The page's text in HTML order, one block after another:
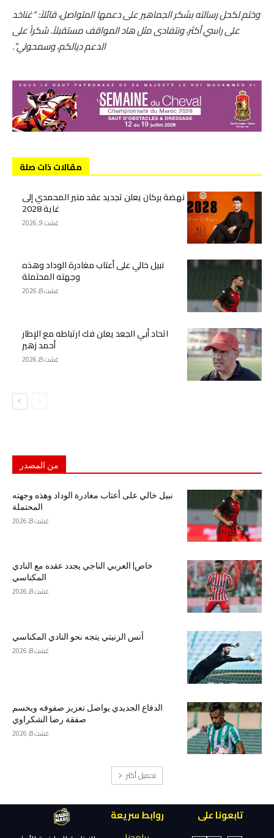
وختم لكحل رسالته بشكر الجماهير على دعمها المتواصل، قائلاً: “غناخد
على راسي أكثر، ونتفادى مثل هاد المواقف مستقبلاً. شكراً على
الدعم ديالكم، وسمحولي”.
مقالات ذات صلة
نهضة بركان يعلن تجديد عقد منير المحمدي إلى
غاية 2028
غشت 9, 2026
نبيل خالي على أعتاب مغادرة الوداد وهذه
وجهته المحتملة
غشت 8, 2026
اتحاد أبي الجعد يعلن فك ارتباطه مع الإطار
أحمد زهير
غشت 8, 2026
من المصدر
نبيل خالي على أعتاب مغادرة الوداد وهذه وجهته
المحتملة
غشت 8, 2026
خاص| العربي الناجي يجدد عقده مع النادي
المكناسي
غشت 8, 2026
أنس الزنيتي يتجه نحو النادي المكناسي
غشت 8, 2026
الدفاع الجديدي يواصل تعزيز صفوفه ويحسم
صفقة رضا الشكراوي
غشت 8, 2026
تحميل أكثر
تابعونا على
روابط سريعة